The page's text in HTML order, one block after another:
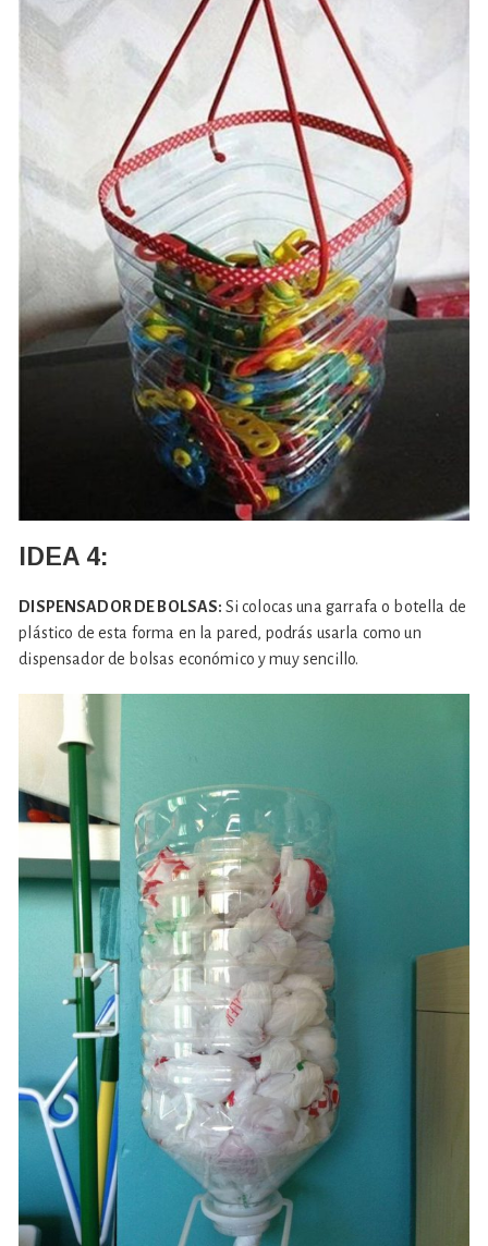
IDEA 4:
DISPENSADOR DE BOLSAS: Si colocas una garrafa o botella de
plástico de esta forma en la pared, podrás usarla como un
dispensador de bolsas económico y muy sencillo.